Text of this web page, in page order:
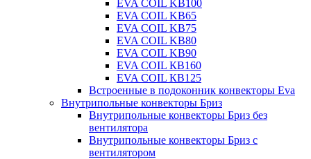
EVA COIL KB100
EVA COIL KB65
EVA COIL KB75
EVA COIL KB80
EVA COIL KB90
EVA COIL КВ160
EVA COIL КВ125
Встроенные в подоконник конвекторы Eva
Внутрипольные конвекторы Бриз
Внутрипольные конвекторы Бриз без
вентилятора
Внутрипольные конвекторы Бриз с
вентилятором